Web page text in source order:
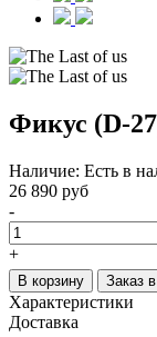
Фикус (D-
Наличие: Есть в
26 890 руб
-
+
В корзину Заказ
Характеристики
Доставка